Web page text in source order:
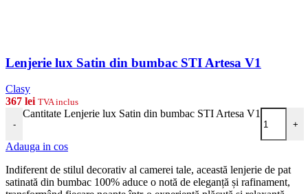
Lenjerie lux Satin din bumbac STI Artesa V1
Clasy
367 lei TVA inclus
-
Cantitate Lenjerie lux Satin din bumbac STI Artesa V1
+
Adauga in cos
Indiferent de stilul decorativ al camerei tale, această lenjerie de pat
satinată din bumbac 100% aduce o notă de eleganță și rafinament,